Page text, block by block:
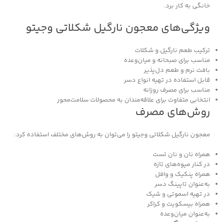
خانگی به کار برد.
ویژگی‌های معجون نارگیل شکلاتی وجیتو
ترکیب طعم نارگیل و شکلات
مناسب برای صبحانه و میان‌وعده
بافت نرم و طعم دل‌پذیر
قابل استفاده در تهیه انواع دسر
مناسب برای مصرف روزانه
انتخابی متفاوت برای علاقه‌مندان به محصولات سلامت‌محور
روش‌های مصرف
معجون نارگیل شکلاتی وجیتو را می‌توان به روش‌های مختلف استفاده کرد:
همراه نان و نان تست
در کنار میوه‌های تازه
همراه پنکیک و وافل
به‌عنوان تاپینگ دسر
در تهیه اسموتی و شیک
همراه بیسکویت و کراکر
به‌عنوان میان‌وعده